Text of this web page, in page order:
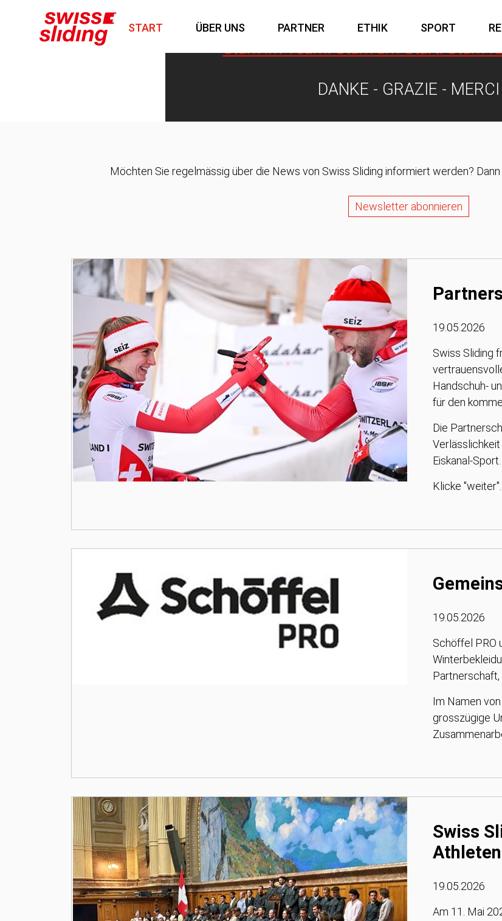
START ÜBER UNS PARTNER ETHIK SPORT
Stark im Team. Stark am Start. Stark
DANKE - GRAZIE - MERCI
Möchten Sie regelmässig über die News von Swiss Sliding informiert werden?
Newsletter abonnieren
19.05.2026
Swiss Sliding
Handschuh-
für den
Die
Eiskanal-Sport.
Klicke "weiter"...
19.05.2026
Schöffel PRO
Partnerschaft,
Im Namen
grosszügige
Swiss
19.05.2026
Am 11. Mai